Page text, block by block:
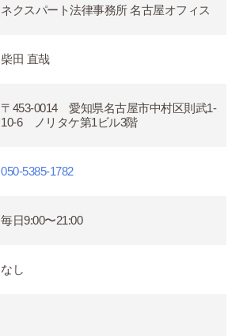
ネクスパート法律事務所 名古屋オフィス
柴田 直哉
〒453-0014 愛知県名古屋市中村区則武1-
10-6 ノリタケ第1ビル3階
050-5385-1782
毎日9:00〜21:00
なし